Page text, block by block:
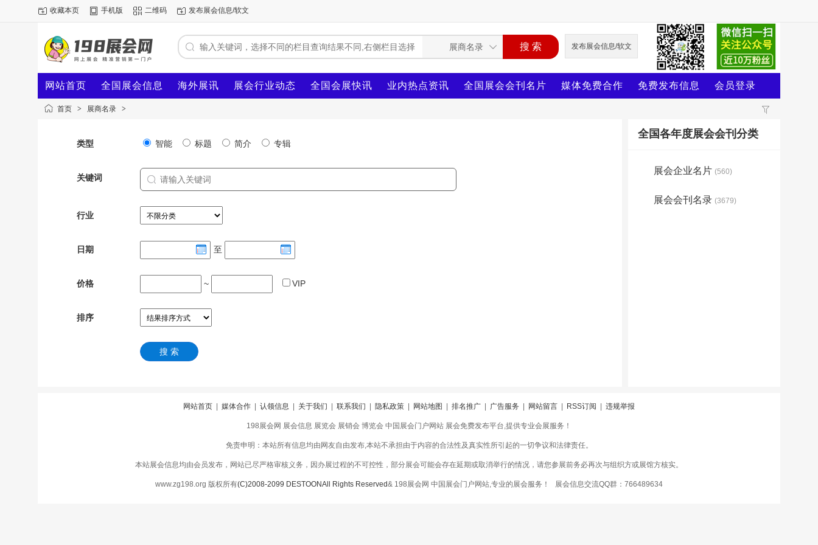
收藏本页 手机版 二维码 发布展会信息/软文
发布展会信息/软文
网站首页 全国展会信息 海外展讯 展会行业动态 全国会展快讯 业内热点资讯 全国展会会刊名片 媒体免费合作 免费发布信息 会员登录
首页 > 展商名录 >
类型 智能 标题 简介 专辑
关键词
行业
日期 至
价格 ~ VIP
排序
全国各年度展会会刊分类
展会企业名片 (560)
展会会刊名录 (3679)
网站首页 媒体合作 认领信息 关于我们 联系我们 隐私政策 网站地图 排名推广 广告服务 网站留言 RSS订阅 违规举报
198展会网 展会信息 展览会 展销会 博览会 中国展会门户网站 展会免费发布平台,提供专业会展服务！
免责申明：本站所有信息均由网友自由发布,本站不承担由于内容的合法性及真实性所引起的一切争议和法律责任。
本站展会信息均由会员发布，网站已尽严格审核义务，因办展过程的不可控性，部分展会可能会存在延期或取消举行的情况，请您参展前务必再次与组织方或展馆方核实。
www.zg198.org 版权所有(C)2008-2099 DESTOONAll Rights Reserved& 198展会网 中国展会门户网站,专业的展会服务！ 展会信息交流QQ群：766489634